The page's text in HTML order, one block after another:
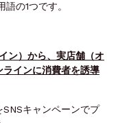
の1つです。
ン）から、実店舗（オ
インに消費者を誘導
キャンペーンでプ